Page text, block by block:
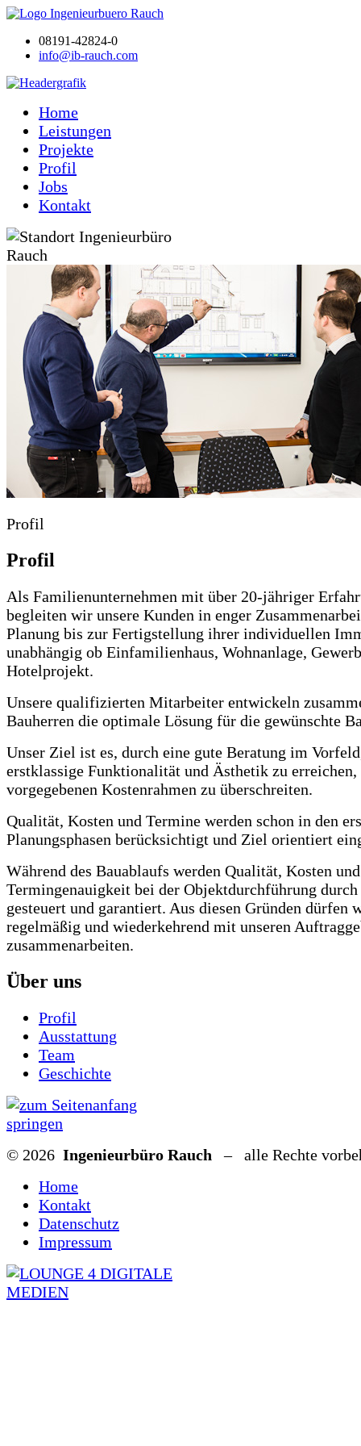
08191-42824-0
info@ib-rauch.com
Home
Leistungen
Projekte
Profil
Jobs
Kontakt
Profil
Profil
Als Familienunternehmen mit über 20-jähriger
begleiten wir unsere Kunden in enger
Planung bis zur Fertigstellung ihrer individuellen
unabhängig ob Einfamilienhaus, Wohnanlage,
Hotelprojekt.
Unsere qualifizierten Mitarbeiter entwickeln
Bauherren die optimale Lösung für die gewünschte
Unser Ziel ist es, durch eine gute Beratung im
erstklassige Funktionalität und Ästhetik zu erreichen,
vorgegebenen Kostenrahmen zu überschreiten.
Qualität, Kosten und Termine werden schon in den
Planungsphasen berücksichtigt und Ziel orientiert
Während des Bauablaufs werden Qualität, Kosten und
Termingenauigkeit bei der Objektdurchführung durch
gesteuert und garantiert. Aus diesen Gründen dürfen
regelmäßig und wiederkehrend mit unseren
zusammenarbeiten.
Über uns
Profil
Ausstattung
Team
Geschichte
© 2026 Ingenieurbüro Rauch – alle Rechte
Home
Kontakt
Datenschutz
Impressum